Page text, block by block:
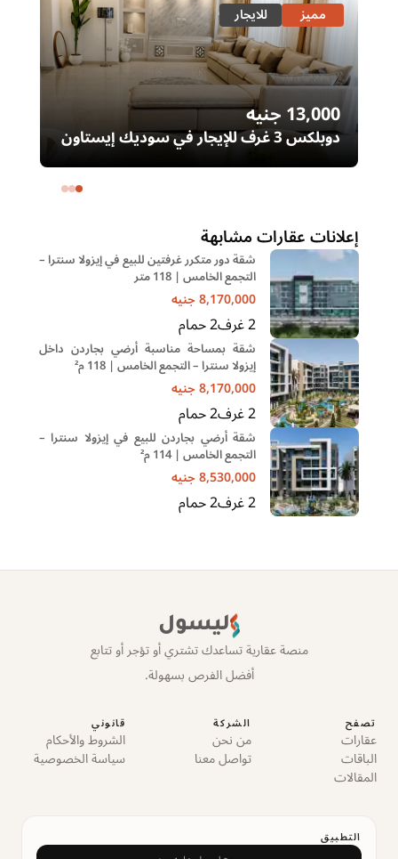
مميز للايجار
13,000جنيه
دوبلكس 3 غرف للإيجار في سوديك إيستاون
– التجمع الخامس | غرفة ناني
إعلانات عقارات مشابهة
شقة دور متكرر غرفتين للبيع في إيزولا سنترا –
التجمع الخامس | 118 متر
8,170,000جنيه
2غرف2حمام
شقة بمساحة مناسبة أرضي بجاردن داخل
إيزولا سنترا – التجمع الخامس | 118 م²
8,170,000جنيه
2غرف2حمام
شقة أرضي بجاردن للبيع في إيزولا سنترا –
التجمع الخامس | 114 م²
8,530,000جنيه
2غرف2حمام
ليسول
منصة عقارية تساعدك تشتري أو تؤجر أو تتابع
أفضل الفرص بسهولة.
تصفح
عقارات
الباقات
المقالات
الشركة
من نحن
تواصل معنا
قانوني
الشروط والأحكام
سياسة الخصوصية
التطبيق